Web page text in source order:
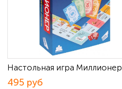
Настольная игра Миллионер
495 руб